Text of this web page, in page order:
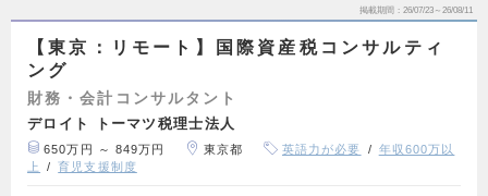
掲載期間 26/07/23～26/08/11
【東京：リモート】国際資産税コンサルティ
ング
財務・会計コンサルタント
デロイト トーマツ税理士法人
650万円 ～ 849万円 東京都 英語力が必要
年収600万以
上
育児支援制度